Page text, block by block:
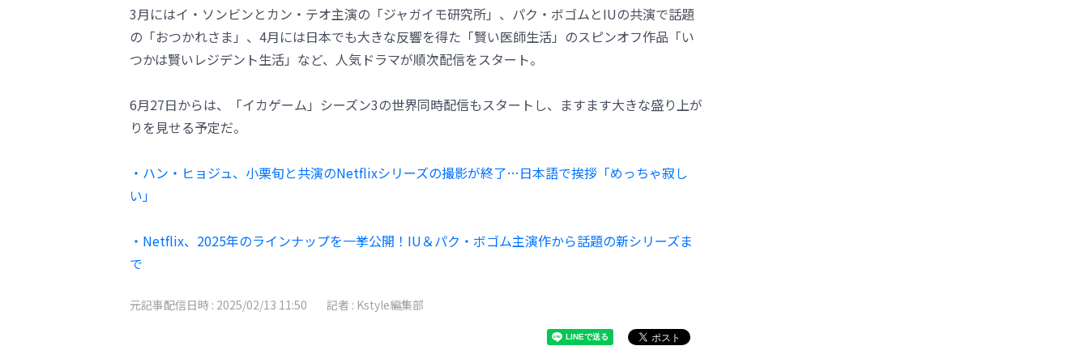
3月にはイ・ソンビンとカン・テオ主演の「ジャガイモ研究所」、パク・ボゴムとIUの共演で話題
の「おつかれさま」、4月には日本でも大きな反響を得た「賢い医師生活」のスピンオフ作品「い
つかは賢いレジデント生活」など、人気ドラマが順次配信をスタート。
6月27日からは、「イカゲーム」シーズン3の世界同時配信もスタートし、ますます大きな盛り上が
りを見せる予定だ。
・ハン・ヒョジュ、小栗旬と共演のNetflixシリーズの撮影が終了…日本語で挨拶「めっちゃ寂し
い」
・Netflix、2025年のラインナップを一挙公開！IU＆パク・ボゴム主演作から話題の新シリーズま
で
元記事配信日時 : 2025/02/13 11:50 記者 : Kstyle編集部